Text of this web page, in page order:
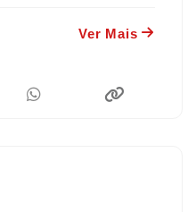
Ver Mais